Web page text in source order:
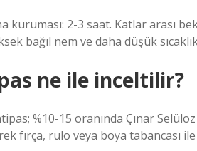
kuruması: 2-3 saat. Katlar arası
bağıl nem ve daha düşük
ne ile inceltilir?
%10-15 oranında Çınar
fırça, rulo veya boya tabancası